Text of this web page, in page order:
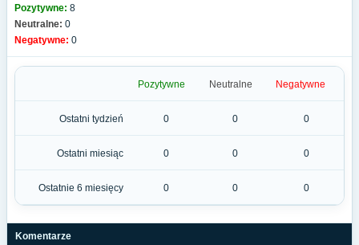
Pozytywne: 8
Neutralne: 0
Negatywne: 0
Pozytywne Neutralne Negatywne
Ostatni tydzień 0 0 0
Ostatni miesiąc 0 0 0
Ostatnie 6 miesięcy 0 0 0
Komentarze